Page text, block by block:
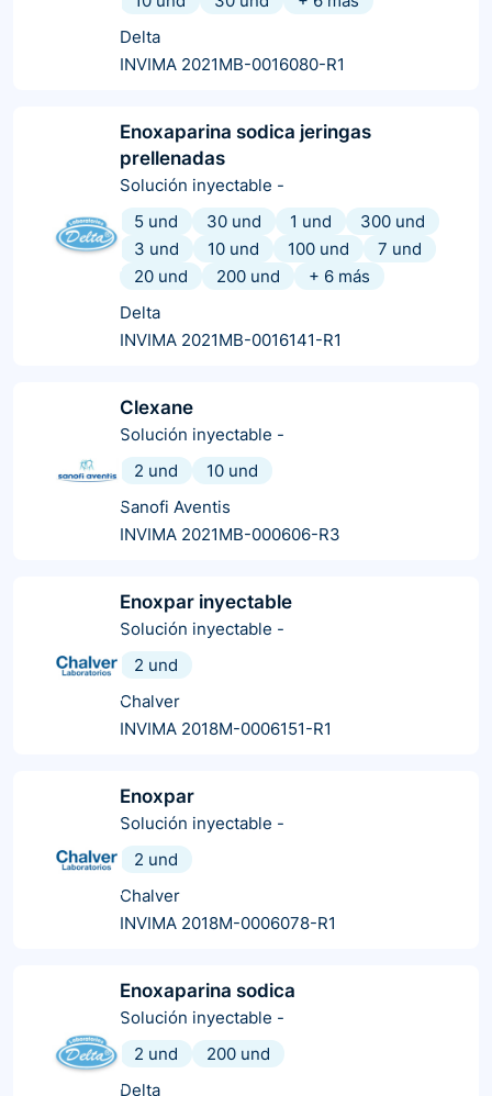
Delta
INVIMA 2021MB-0016080-R1
Enoxaparina sodica jeringas
prellenadas
Solución inyectable -
5 und
30 und 1 und
300 und
3 und
10 und 100 und
7 und
20 und
200 und + 6 más
Delta
INVIMA 2021MB-0016141-R1
Clexane
Solución inyectable -
2 und
10 und
Sanofi Aventis
INVIMA 2021MB-000606-R3
Enoxpar inyectable
Solución inyectable -
2 und
Chalver
INVIMA 2018M-0006151-R1
Enoxpar
Solución inyectable -
2 und
Chalver
INVIMA 2018M-0006078-R1
Enoxaparina sodica
Solución inyectable -
2 und
200 und
Delta